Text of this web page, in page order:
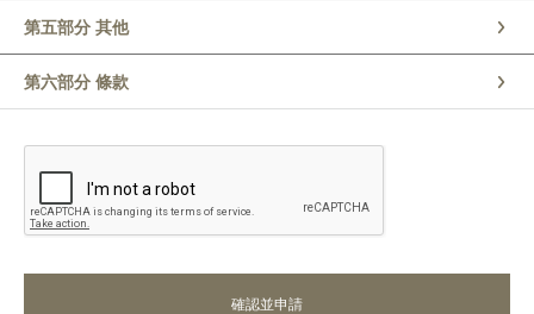
第五部分 其他
第六部分 條款
確認並申請